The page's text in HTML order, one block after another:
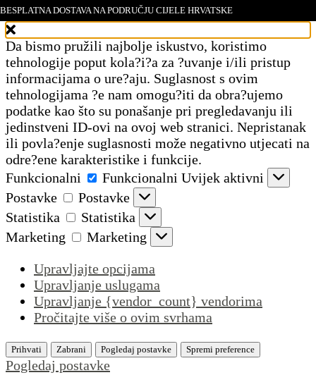
Upravljajte pristankom
Da bismo pružili najbolje iskustvo, koristimo
tehnologije poput kola?i?a za ?uvanje i/ili pristup
informacijama o ure?aju. Suglasnost s ovim
tehnologijama ?e nam omogu?iti da obra?ujemo
podatke kao što su ponašanje pri pregledavanju ili
jedinstveni ID-ovi na ovoj web stranici. Nepristanak
ili povla?enje suglasnosti može negativno utjecati na
odre?ene karakteristike i funkcije.
Funkcionalni
Funkcionalni Uvijek aktivni
Postavke
Postavke
Statistika
Statistika
Marketing
Marketing
Upravljajte opcijama
Upravljanje uslugama
Upravljanje {vendor_count} vendorima
Pročitajte više o ovim svrhama
Prihvati Zabrani Pogledaj postavke Spremi preference
Pogledaj postavke
BESPLATNA DOSTAVA NA PODRUČJU CIJELE HRVATSKE